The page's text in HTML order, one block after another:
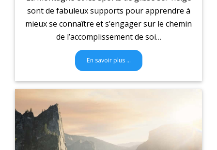
sont de fabuleux supports pour apprendre à
mieux se connaître et s’engager sur le chemin
de l’accomplissement de soi…
En savoir plus …